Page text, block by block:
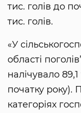
тис. голів до
тис. голів.
«У
області
налічувало 89,1
початку року).
категоріях